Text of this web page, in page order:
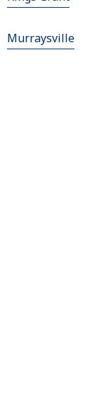
Murraysville